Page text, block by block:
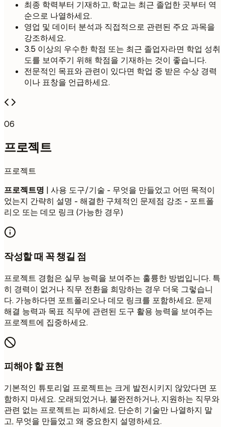
최종 학력부터 기재하고, 학교는 최근 졸업한 곳부터 역
순으로 나열하세요.
영업 및 데이터 분석과 직접적으로 관련된 주요 과목을
강조하세요.
3.5 이상의 우수한 학점 또는 최근 졸업자라면 학업 성취
도를 보여주기 위해 학점을 기재하는 것이 좋습니다.
전문적인 목표와 관련이 있다면 학업 중 받은 수상 경력
이나 표창을 언급하세요.
06
프로젝트
프로젝트
프로젝트명 | 사용 도구/기술 - 무엇을 만들었고 어떤 목적이
었는지 간략히 설명 - 해결한 구체적인 문제점 강조 - 포트폴
리오 또는 데모 링크 (가능한 경우)
작성할 때 꼭 챙길 점
프로젝트 경험은 실무 능력을 보여주는 훌륭한 방법입니다. 특
히 경력이 없거나 직무 전환을 희망하는 경우 더욱 그렇습니
다. 가능하다면 포트폴리오나 데모 링크를 포함하세요. 문제
해결 능력과 목표 직무에 관련된 도구 활용 능력을 보여주는
프로젝트에 집중하세요.
피해야 할 표현
기본적인 튜토리얼 프로젝트는 크게 발전시키지 않았다면 포
함하지 마세요. 오래되었거나, 불완전하거나, 지원하는 직무와
관련 없는 프로젝트는 피하세요. 단순히 기술만 나열하지 말
고, 무엇을 만들었고 왜 중요한지 설명하세요.